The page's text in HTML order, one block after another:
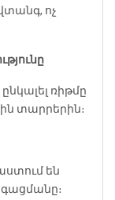
ոչ
ռիթմը
տարրերին։
են